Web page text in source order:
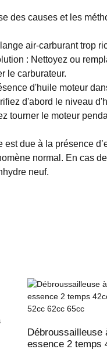
des causes et les
air-carburant trop
: Nettoyez ou
le carburateur.
d'huile moteur
d'abord le niveau
tourner le moteur
due à la présence
normal. En cas
neuf.
Débroussailleuse
essence 2 temps